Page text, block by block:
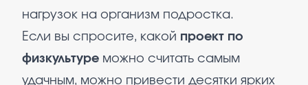
нагрузок на организм подростка.
Если вы спросите, какой проект по
физкультуре можно считать самым
удачным, можно привести десятки ярких